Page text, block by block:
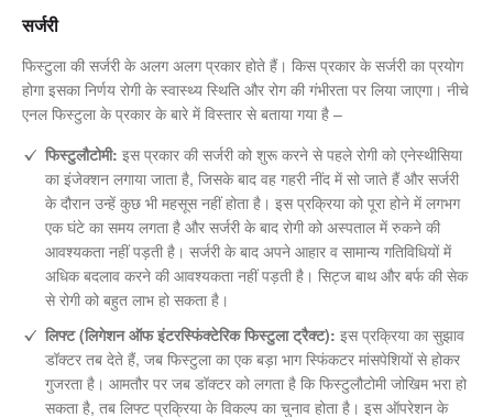
सर्जरी
फिस्टुला की सर्जरी के अलग अलग प्रकार होते हैं। किस प्रकार के सर्जरी का प्रयोग
होगा इसका निर्णय रोगी के स्वास्थ्य स्थिति और रोग की गंभीरता पर लिया जाएगा। नीचे
एनल फिस्टुला के प्रकार के बारे में विस्तार से बताया गया है –
फिस्टुलौटोमी: इस प्रकार की सर्जरी को शुरू करने से पहले रोगी को एनेस्थीसिया
का इंजेक्शन लगाया जाता है, जिसके बाद वह गहरी नींद में सो जाते हैं और सर्जरी
के दौरान उन्हें कुछ भी महसूस नहीं होता है। इस प्रक्रिया को पूरा होने में लगभग
एक घंटे का समय लगता है और सर्जरी के बाद रोगी को अस्पताल में रुकने की
आवश्यकता नहीं पड़ती है। सर्जरी के बाद अपने आहार व सामान्य गतिविधियों में
अधिक बदलाव करने की आवश्यकता नहीं पड़ती है। सिट्ज बाथ और बर्फ की सेक
से रोगी को बहुत लाभ हो सकता है।
लिफ्ट (लिगेशन ऑफ इंटरस्फिंक्टेरिक फिस्टुला ट्रैक्ट): इस प्रक्रिया का सुझाव
डॉक्टर तब देते हैं, जब फिस्टुला का एक बड़ा भाग स्फिंकटर मांसपेशियों से होकर
गुजरता है। आमतौर पर जब डॉक्टर को लगता है कि फिस्टुलौटोमी जोखिम भरा हो
सकता है, तब लिफ्ट प्रक्रिया के विकल्प का चुनाव होता है। इस ऑपरेशन के